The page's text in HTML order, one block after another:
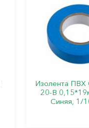
Изолента ПВХ
20-B
Синяя, 1/